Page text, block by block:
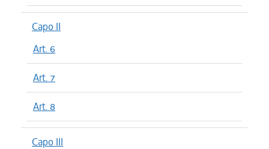
Capo II
Art. 6
Art. 7
Art. 8
Capo III